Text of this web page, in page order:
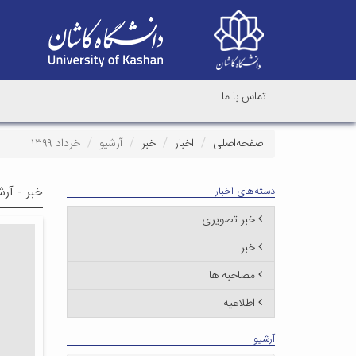
تماس با ما
صفحه‌اصلی اخبار خبر آرشیو خرداد ۱۳۹۹
خبر - دسته‌های اخبار
خبر تصویری
خبر
مصاحبه ها
اطلاعیه
آرشیو